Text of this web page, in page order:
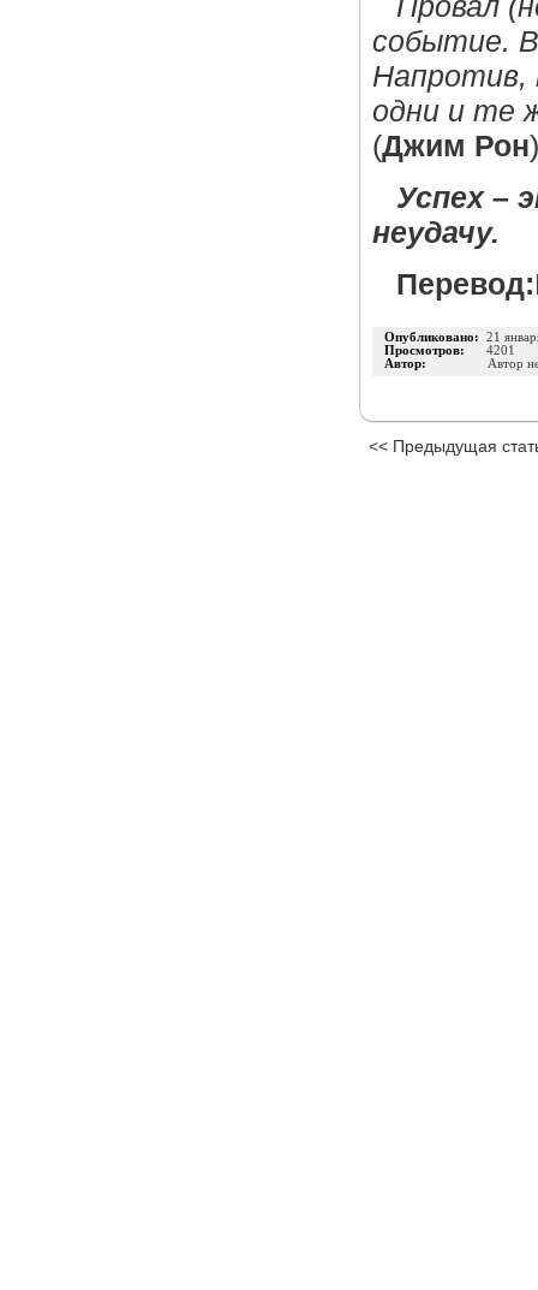
Провал
событие.
Напротив,
одни и те
(Джим Рон)
Успех –
неудачу.
Перевод:
Опубликовано: 21
Просмотров: 4201
Автор:
Автор
<< Предыдущая